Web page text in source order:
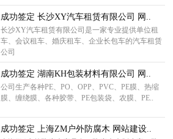
成功签定 长沙XY汽车租赁有限公司 网..
长沙XY汽车租赁有限公司是一家专业提供单位租
车、会议租车、婚庆租车、企业长包车的汽车租赁
公司
成功签定 湖南KH包装材料有限公司 网..
公司生产各种PE、PO、OPP、PVC、PE膜、热缩
膜、缠绕膜、各种胶带、PE包装袋、农膜、PE..
成功签定 上海ZM户外防腐木 网站建设..